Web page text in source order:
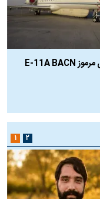
هواپیمای مرموز E-11A BACN
۱ ۲